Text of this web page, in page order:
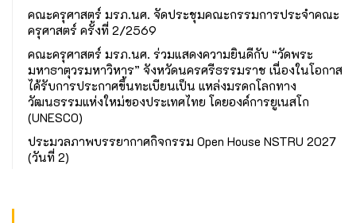
คณะครุศาสตร์ มรภ.นศ. จัดประชุมคณะกรรมการประจำคณะ
ครุศาสตร์ ครั้งที่ 2/2569
คณะครุศาสตร์ มรภ.นศ. ร่วมแสดงความยินดีกับ “วัดพระ
มหาธาตุวรมหาวิหาร” จังหวัดนครศรีธรรมราช เนื่องในโอกาส
ได้รับการประกาศขึ้นทะเบียนเป็น แหล่งมรดกโลกทาง
วัฒนธรรมแห่งใหม่ของประเทศไทย โดยองค์การยูเนสโก
(UNESCO)
ประมวลภาพบรรยากาศกิจกรรม Open House NSTRU 2027
(วันที่ 2)